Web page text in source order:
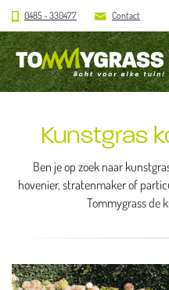
0485 - 330477 Contact
Kunstgras
Ben je op zoek naar
hovenier, stratenmaker of
Tommygrass de